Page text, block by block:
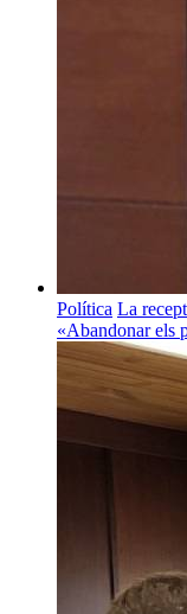
Política La
«Abandonar els